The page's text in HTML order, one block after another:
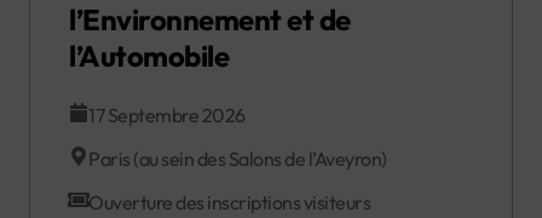
l’Environnement et de
l’Automobile
17 Septembre 2026
Paris (au sein des Salons de l’Aveyron)
Ouverture des inscriptions visiteurs